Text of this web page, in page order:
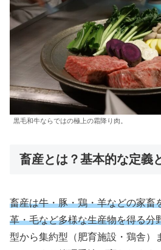
黒毛和牛ならではの極上の霜降り肉。
畜産とは？基本的な定義
畜産は牛・豚・鶏・羊などの家畜
革・毛など多様な生産物を得る分
型から集約型（肥育施設・鶏舎）